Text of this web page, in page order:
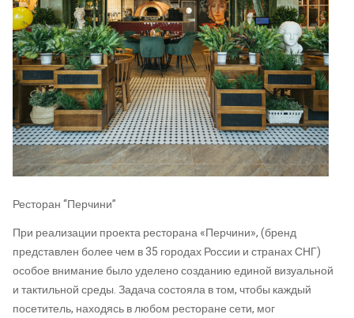
Ресторан “Перчини”
При реализации проекта ресторана «Перчини», (бренд
представлен более чем в 35 городах России и странах СНГ)
особое внимание было уделено созданию единой визуальной
и тактильной среды. Задача состояла в том, чтобы каждый
посетитель, находясь в любом ресторане сети, мог